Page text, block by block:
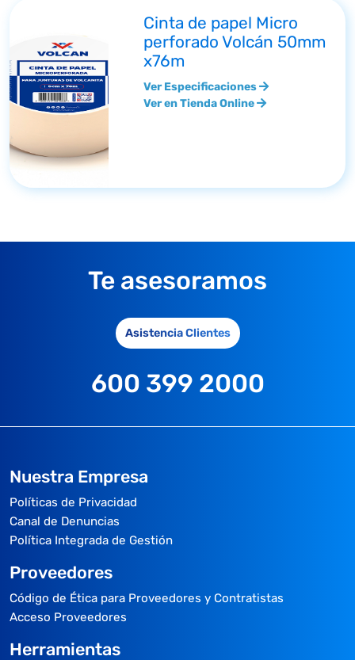
Cinta de papel Micro
perforado Volcán 50mm
x76m
Ver Especificaciones
Ver en Tienda Online
Te asesoramos
Asistencia Clientes
600 399 2000
Nuestra Empresa
Políticas de Privacidad
Canal de Denuncias
Política Integrada de Gestión
Proveedores
Código de Ética para Proveedores y Contratistas
Acceso Proveedores
Herramientas